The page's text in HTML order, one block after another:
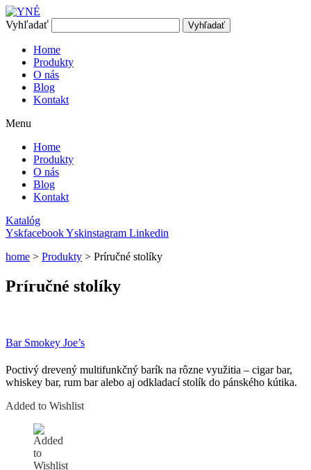
Preskočiť
na
Vyhľadať Vyhľadať
Home
Produkty
O nás
Blog
Kontakt
Menu
Home
Produkty
O nás
Blog
Kontakt
Katalóg
YskfacebookYskinstagram Linkedin
home > Produkty > Príručné stolíky
Príručné stolíky
Bar Smokey Joe’s
Poctivý drevený multifunkčný barík na rôzne využitia – cigar bar,
whiskey bar, rum bar alebo aj odkladací stolík do pánského kútika.
Added to Wishlist